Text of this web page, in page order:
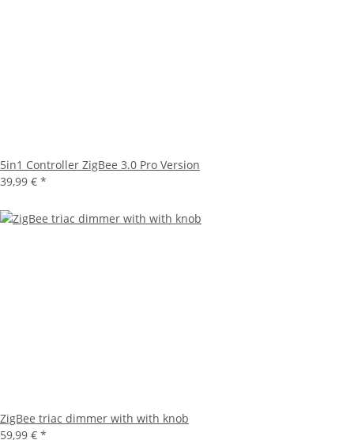
5in1 Controller ZigBee 3.0 Pro Version
39,99 € *
ZigBee triac dimmer with with knob
59,99 € *